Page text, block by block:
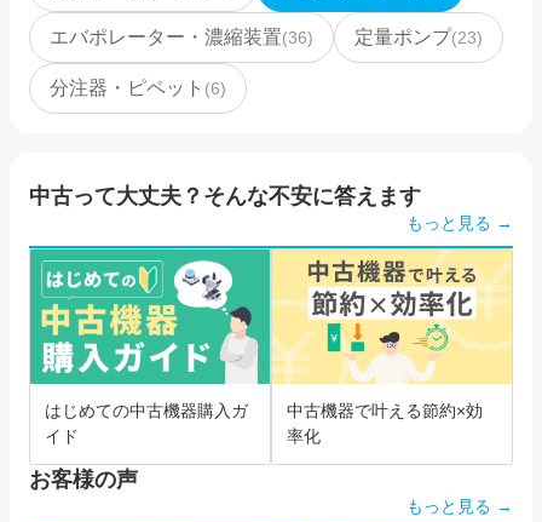
エバポレーター・濃縮装置(36) 定量ポンプ(23)
分注器・ピペット (6)
中古って大丈夫？そんな不安に答えます
もっと見る →
はじめての中古機器購入ガ
イド
中古機器で叶える節約×効
率化
お客様の声
もっと見る →